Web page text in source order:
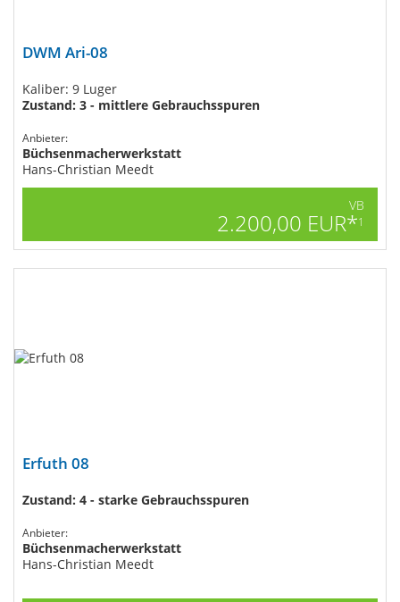
DWM Ari-08
Kaliber: 9 Luger
Zustand: 3 - mittlere Gebrauchsspuren
Anbieter:
Büchsenmacherwerkstatt
Hans-Christian Meedt
VB
2.200,00 EUR*1
Erfuth 08
Zustand: 4 - starke Gebrauchsspuren
Anbieter:
Büchsenmacherwerkstatt
Hans-Christian Meedt